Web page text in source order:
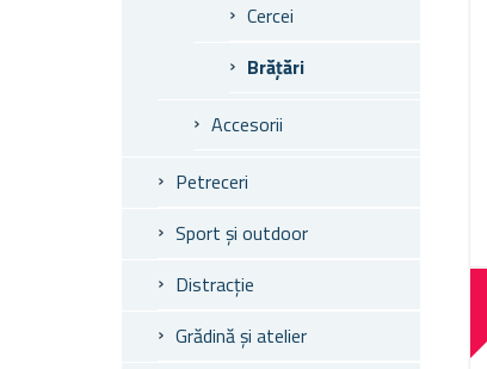
Cercei
Brățări
Accesorii
Petreceri
Sport și outdoor
Distracție
Grădină și atelier